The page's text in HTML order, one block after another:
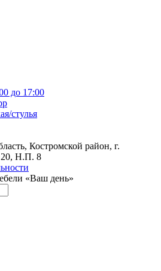
до 17:00
стулья
Костромской район, г.
20, Н.П. 8
«Ваш день»